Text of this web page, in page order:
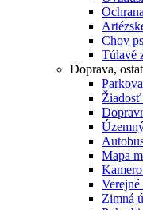
Chov
Túlavé
Doprava,
Mapa
Verejné
Zimná